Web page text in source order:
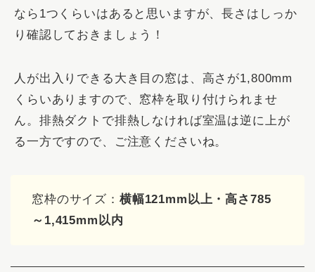
なら1つくらいはあると思いますが、長さはしっか
り確認しておきましょう！
人が出入りできる大き目の窓は、高さが1,800mm
くらいありますので、窓枠を取り付けられませ
ん。排熱ダクトで排熱しなければ室温は逆に上が
る一方ですので、ご注意くださいね。
窓枠のサイズ： 横幅121mm以上・高さ785
～1,415mm以内